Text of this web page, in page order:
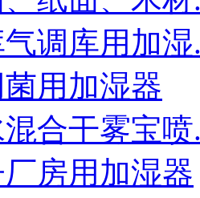
调库用加湿
用加湿器
合干雾宝喷
房用加湿器